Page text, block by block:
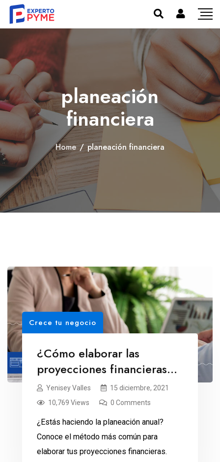
planeación
financiera
Home / planeación financiera
Crece tu negocio
¿Cómo elaborar las
proyecciones financieras
anuales?
Yenisey Valles
15 diciembre, 2021
10,769 Views
0 Comments
¿Estás haciendo la planeación anual?
Conoce el método más común para
elaborar tus proyecciones financieras.